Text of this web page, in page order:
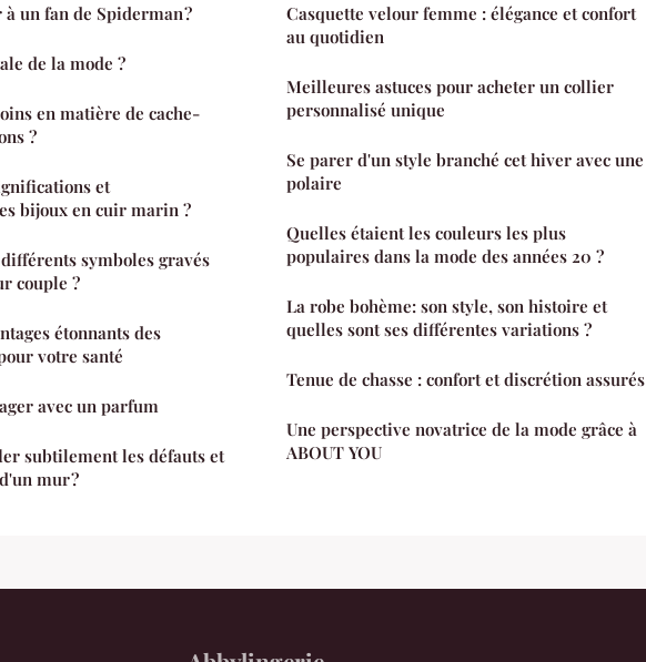
un fan de Spiderman ?
de la mode ?
en matière de cache-
?
et
bijoux en cuir marin ?
symboles gravés
couple ?
étonnants des
votre santé
avec un parfum
subtilement les défauts et
mur ?
Casquette velour femme : élégance et confort
au quotidien
Meilleures astuces pour acheter un collier
personnalisé unique
Se parer d'un style branché cet hiver avec une
polaire
Quelles étaient les couleurs les plus
populaires dans la mode des années 20 ?
La robe bohème: son style, son histoire et
quelles sont ses différentes variations ?
Tenue de chasse : confort et discrétion assurés
Une perspective novatrice de la mode grâce à
ABOUT YOU